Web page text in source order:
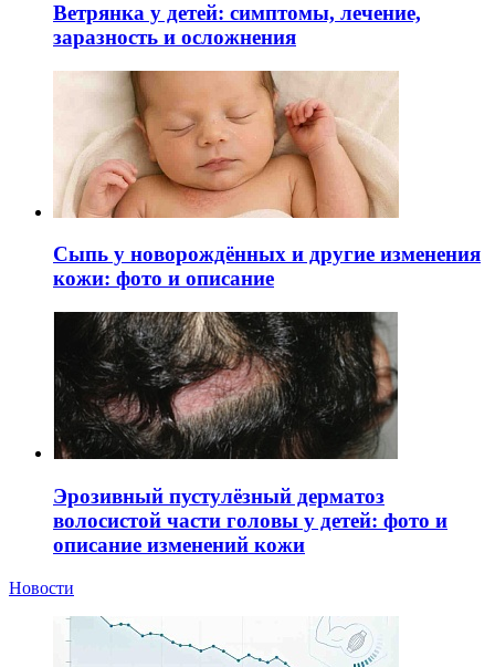
Ветрянка у детей: симптомы, лечение,
заразность и осложнения
Сыпь у новорождённых и другие изменения
кожи: фото и описание
Эрозивный пустулёзный дерматоз
волосистой части головы у детей: фото и
описание изменений кожи
Новости